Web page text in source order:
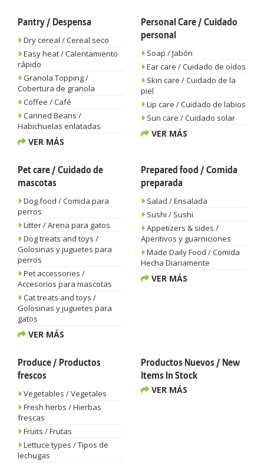
Pantry / Despensa
Dry cereal / Cereal seco
Easy heat / Calentamiento
rápido
Granola Topping /
Cobertura de granola
Coffee / Café
Canned Beans /
Habichuelas enlatadas
VER MÁS
Personal Care / Cuidado
personal
Soap / Jabón
Ear care / Cuidado de oídos
Skin care / Cuidado de la
piel
Lip care / Cuidado de labios
Sun care / Cuidado solar
VER MÁS
Pet care / Cuidado de
mascotas
Dog food / Comida para
perros
Litter / Arena para gatos
Dog treats and toys /
Golosinas y juguetes para
perros
Pet accessories /
Accesorios para mascotas
Cat treats and toys /
Golosinas y juguetes para
gatos
VER MÁS
Prepared food / Comida
preparada
Salad / Ensalada
Sushi / Sushi
Appetizers & sides /
Aperitivos y guarniciones
Made Daily Food / Comida
Hecha Diariamente
VER MÁS
Produce / Productos
frescos
Vegetables / Vegetales
Fresh herbs / Hierbas
frescas
Fruits / Frutas
Lettuce types / Tipos de
lechugas
Productos Nuevos / New
Items In Stock
VER MÁS